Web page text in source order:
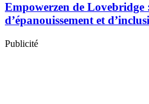
Empowerzen de
d’épanouissement et
Publicité